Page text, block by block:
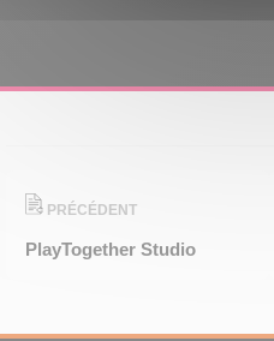
PRÉCÉDENT
PlayTogether Studio